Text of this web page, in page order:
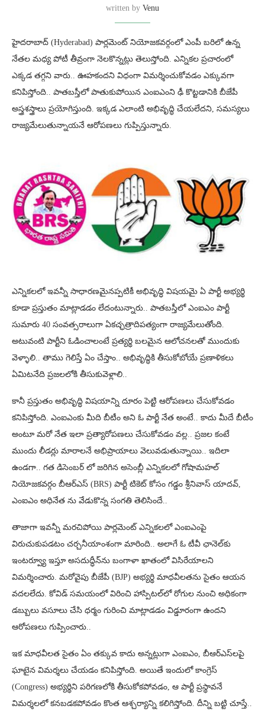
written by Venu
హైదరాబాద్ (Hyderabad) పార్లమెంట్ నియోజకవర్గంలో ఎంపీ బరిలో ఉన్న
నేతల మధ్య పోటీ తీవ్రంగా నెలకొన్నట్లు తెలుస్తోంది. ఎన్నికల ప్రచారంలో
ఎక్కడ తగ్గని వారు.. ఊహకందని విధంగా విమర్శించుకోవడం ఎక్కువగా
కనిపిస్తోంది.. పాతబస్తీలో పాతుకుపోయిన ఎంఐఎంని ఢీ కొట్టడానికి బీజేపీ
అస్త్రశస్త్రాలు ప్రయోగిస్తుంది. ఇక్కడ ఎలాంటి అభివృద్ధి చేయలేదని, సమస్యలు
రాజ్యమేలుతున్నాయనే ఆరోపణలు గుప్పిస్తున్నారు.
ఎన్నికలలో ఇవన్నీ సాధారణమైనప్పటికీ అభివృద్ధి విషయమై ఏ పార్టీ అభ్యర్థి
కూడా ప్రస్తుతం మాట్లాడడం లేదంటున్నారు.. పాతబస్తీలో ఎంఐఎం పార్టీ
సుమారు 40 సంవత్సరాలుగా ఏకచ్ఛత్రాదిపత్యంగా రాజ్యమేలుతోంది.
అటువంటి పార్టీని ఓడించాలంటే ప్రత్యర్థి బలమైన ఆలోచనలతో ముందుకు
వెళ్ళాలి.. తాము గెలిస్తే ఏం చేస్తాం.. అభివృద్ధికి తీసుకోబోయే ప్రణాళికలు
ఏమిటనేది ప్రజలలోకి తీసుకువెళ్లాలి..
కానీ ప్రస్తుతం అభివృద్ధి విషయాన్ని దూరం పెట్టి ఆరోపణలు చేసుకోవడం
కనిపిస్తోంది. ఎంఐఎంకు మీది బీటీం అని ఓ పార్టీ నేత అంటే.. కాదు మీదే బీటీం
అంటూ మరో నేత ఇలా ప్రత్యారోపణలు చేసుకోవడం వల్ల.. ప్రజల కంటే
ముందు లీడర్లు మారాలనే అభిప్రాయాలు వెలువడుతున్నాయి.. ఇదిలా
ఉండగా.. గత డిసెంబర్ లో జరిగిన అసెంబ్లీ ఎన్నికలలో గోషామహల్
నియోజకవర్గం బీఆర్ఎస్ (BRS) పార్టీ టికెట్ కోసం గడ్డం శ్రీనివాస్ యాదవ్,
ఎంఐఎం అధినేత ను వేడుకొన్న సంగతి తెలిసిందే..
తాజాగా ఇవన్నీ మరచిపోయి పార్లమెంట్ ఎన్నికలలో ఎంఐఎంపై
విరుచుకుపడటం చర్చనీయాంశంగా మారింది.. అలాగే ఓ టీవీ ఛానెల్‌కు
ఇంటర్వ్యూ ఇస్తూ అసదుద్ధీన్‌ను బంగాళా ఖాతంలో విసిరేయాలని
విమర్శించారు. మరోవైపు బీజేపీ (BJP) అభ్యర్థి మాధవీలతను సైతం ఆయన
వదలలేదు. కోవిడ్ సమయంలో విరించి హాస్పిటల్‌లో రోగుల నుంచి అధికంగా
డబ్బులు వసూలు చేసి ధర్మం గురించి మాట్లాడడం విడ్డూరంగా ఉందని
ఆరోపణలు గుప్పించారు..
ఇక మాధవీలత సైతం ఏం తక్కువ కాదు అన్నట్లుగా ఎంఐఎం, బీఆర్ఎస్‌లపై
ఘాటైన విమర్శలు చేయడం కనిపిస్తోంది. అయితే ఇందులో కాంగ్రెస్
(Congress) అభ్యర్థిని పరిగణలోకి తీసుకోకపోవడం, ఆ పార్టీ ప్రస్థావనే
విమర్శలలో కనబడకపోవడం కొంత ఆశ్చర్యాన్ని కలిగిస్తోంది. దీన్ని బట్టి చూస్తే..